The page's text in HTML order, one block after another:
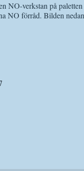
NO-verkstan på
NO förråd. Bilden